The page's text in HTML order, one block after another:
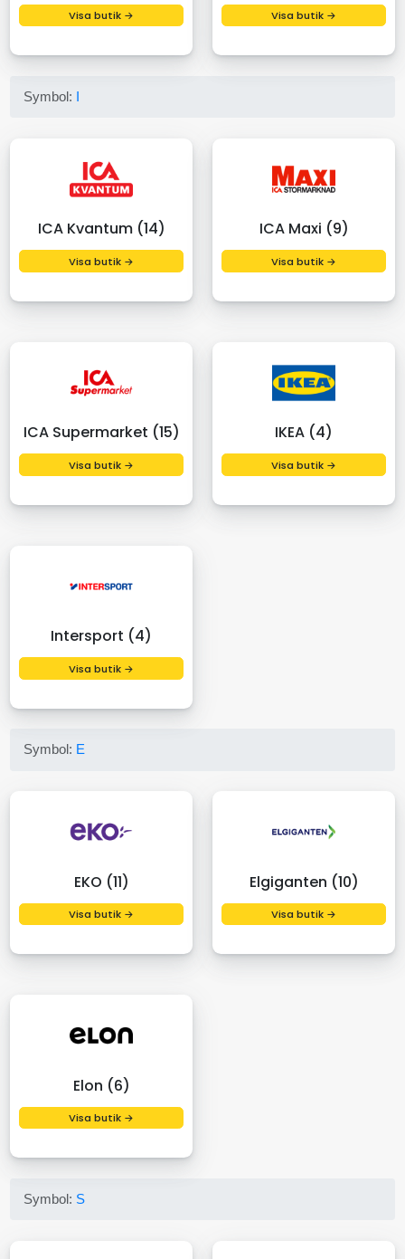
Visa butik → Visa butik →
Symbol: I
ICA Kvantum (14)
Visa butik →
ICA Maxi (9)
Visa butik →
ICA Supermarket (15)
Visa butik →
IKEA (4)
Visa butik →
Intersport (4)
Visa butik →
Symbol: E
EKO (11)
Visa butik →
Elgiganten (10)
Visa butik →
Elon (6)
Visa butik →
Symbol: S